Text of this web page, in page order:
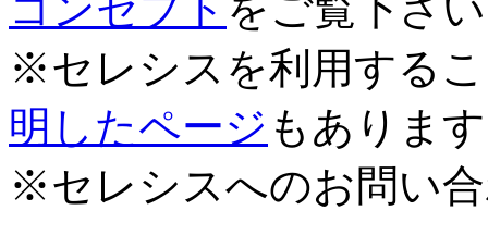
※セレシスを利用する
明したページ もありま
※セレシスへのお問い